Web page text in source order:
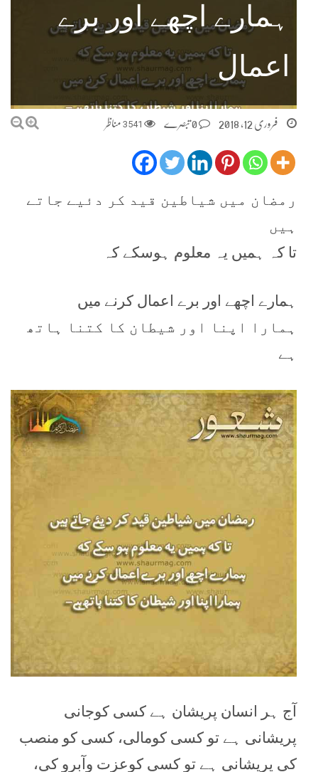
ہمارے اچھے اور برے
اعمال
فروری 12, 2018 3541 مناظر
رمضان میں شیاطین قید کر دئیے جاتے
ہیں
تا کہ ہمیں یہ معلوم ہوسکے کہ
ہمارے اچھے اور برے اعمال کرنے میں
ہمارا اپنا اور شیطان کا کتنا ہاتھ
ہے
آج ہر انسان پریشان ہے کسی کوجانی
پریشانی ہے تو کسی کومالی، کسی کو منصب
کی پریشانی ہے تو کسی کوعزت وآبرو کی،